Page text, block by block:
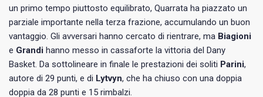
un primo tempo piuttosto equilibrato, Quarrata ha piazzato un
parziale importante nella terza frazione, accumulando un buon
vantaggio. Gli avversari hanno cercato di rientrare, ma Biagioni
e Grandi hanno messo in cassaforte la vittoria del Dany
Basket. Da sottolineare in finale le prestazioni dei soliti Parini,
autore di 29 punti, e di Lytvyn, che ha chiuso con una doppia
doppia da 28 punti e 15 rimbalzi.